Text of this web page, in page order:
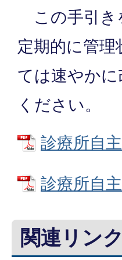
この手引き
定期的に管
ては速やか
ください。
診療所自
診療所自
関連リンク